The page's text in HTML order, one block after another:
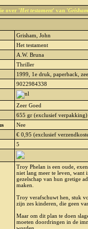
over 'Het testament' van '
Grisham, John
Het testament
A.W. Bruna
Thriller
1999, 1e druk, paperback,
9022984338
Zeer Goed
655 gr (exclusief verpakking)
Nee
€ 0,95 (exclusief
5
Troy Phelan is een oude,
niet lang meer te leven,
gezelschap van hun gretige
maken.
Troy verafschuwt hen, stuk
zijn zes kinderen, die geen
Maar om dit plan te doen
moeten doordringen in de